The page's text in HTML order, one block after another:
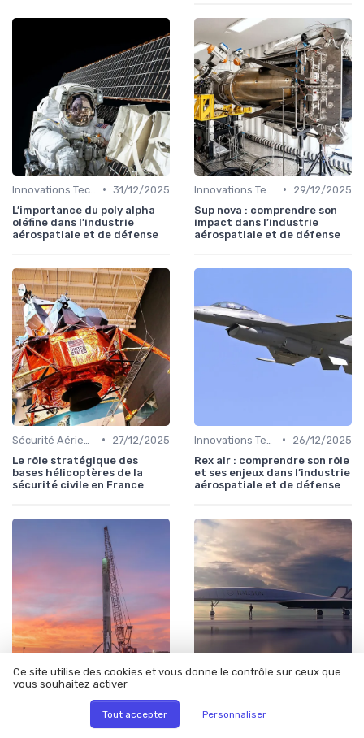
• 31/12/2025
L’importance du poly alpha
oléfine dans l’industrie
aérospatiale et de défense
•
29/12/2025
Sup nova : comprendre son
impact dans l’industrie
aérospatiale et de défense
•
27/12/2025
Le rôle stratégique des
bases hélicoptères de la
sécurité civile en France
•
26/12/2025
Rex air : comprendre son rôle
et ses enjeux dans l’industrie
aérospatiale et de défense
Dossiers •
25/12/2025
Le rôle stratégique du cargo
militaire dans l’industrie
Le rôle du guppy super dans
Ce site utilise des cookies et vous donne le contrôle sur ceux que
vous souhaitez activer
Tout accepter Personnaliser